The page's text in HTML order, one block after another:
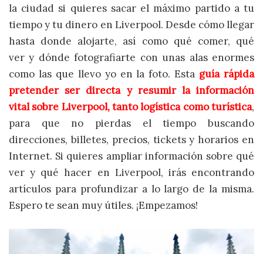
la ciudad si quieres sacar el máximo partido a tu
tiempo y tu dinero en Liverpool. Desde cómo llegar
hasta donde alojarte, así como qué comer, qué
ver y dónde fotografiarte con unas alas enormes
como las que llevo yo en la foto. Esta guía rápida
pretender ser directa y resumir la información
vital sobre Liverpool, tanto logística como turística,
para que no pierdas el tiempo buscando
direcciones, billetes, precios, tickets y horarios en
Internet. Si quieres ampliar información sobre qué
ver y qué hacer en Liverpool, irás encontrando
artículos para profundizar a lo largo de la misma.
Espero te sean muy útiles. ¡Empezamos!